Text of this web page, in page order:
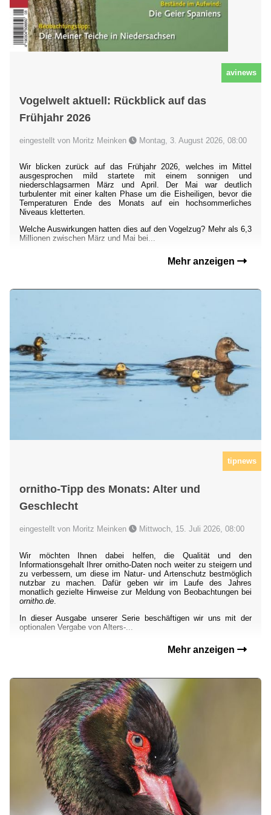
avinews
Vogelwelt aktuell: Rückblick auf das
Frühjahr 2026
eingestellt von Moritz Meinken Montag, 3. August 2026, 08:00
Wir blicken zurück auf das Frühjahr 2026, welches im Mittel
ausgesprochen mild startete mit einem sonnigen und
niederschlagsarmen März und April. Der Mai war deutlich
turbulenter mit einer kalten Phase um die Eisheiligen, bevor die
Temperaturen Ende des Monats auf ein hochsommerliches
Niveaus kletterten.
Welche Auswirkungen hatten dies auf den Vogelzug? Mehr als 6,3
Millionen zwischen März und Mai bei...
Mehr anzeigen
tipnews
ornitho-Tipp des Monats: Alter und
Geschlecht
eingestellt von Moritz Meinken Mittwoch, 15. Juli 2026, 08:00
Wir möchten Ihnen dabei helfen, die Qualität und den
Informationsgehalt Ihrer ornitho-Daten noch weiter zu steigern und
zu verbessern, um diese im Natur- und Artenschutz bestmöglich
nutzbar zu machen. Dafür geben wir im Laufe des Jahres
monatlich gezielte Hinweise zur Meldung von Beobachtungen bei
ornitho.de.
In dieser Ausgabe unserer Serie beschäftigen wir uns mit der
optionalen Vergabe von Alters-...
Mehr anzeigen